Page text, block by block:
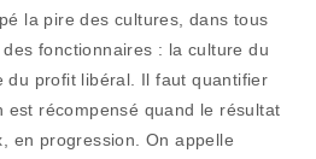
la pire des cultures, dans tous
fonctionnaires : la culture du
du profit libéral. Il faut quantifier
est récompensé quand le résultat
en progression. On appelle